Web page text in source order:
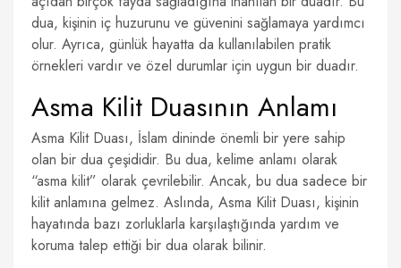
dua, kişinin iç huzurunu ve güvenini sağlamaya yardımcı
olur. Ayrıca, günlük hayatta da kullanılabilen pratik
örnekleri vardır ve özel durumlar için uygun bir duadır.
Asma Kilit Duasının Anlamı
Asma Kilit Duası, İslam dininde önemli bir yere sahip
olan bir dua çeşididir. Bu dua, kelime anlamı olarak
“asma kilit” olarak çevrilebilir. Ancak, bu dua sadece bir
kilit anlamına gelmez. Aslında, Asma Kilit Duası, kişinin
hayatında bazı zorluklarla karşılaştığında yardım ve
koruma talep ettiği bir dua olarak bilinir.